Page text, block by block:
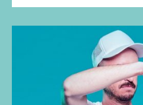
Exhibición
colectiva
mares